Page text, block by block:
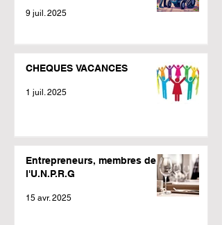
9 juil. 2025
CHEQUES VACANCES
1 juil. 2025
Entrepreneurs, membres de
l'U.N.P.R.G
15 avr. 2025